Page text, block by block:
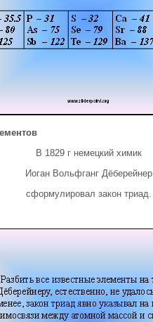
В 1829 г немецкий химик
Иоган Вольфганг Дёберейнер
сформулировал закон триад.